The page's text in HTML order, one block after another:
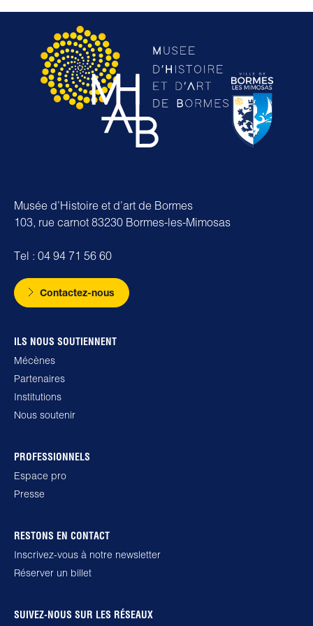
Musée d’Histoire et d’art de Bormes
103, rue carnot 83230 Bormes-les-Mimosas
Tel : 04 94 71 56 60
Contactez-nous
ILS NOUS SOUTIENNENT
Mécènes
Partenaires
Institutions
Nous soutenir
PROFESSIONNELS
Espace pro
Presse
RESTONS EN CONTACT
Inscrivez-vous à notre newsletter
Réserver un billet
SUIVEZ-NOUS SUR LES RÉSEAUX